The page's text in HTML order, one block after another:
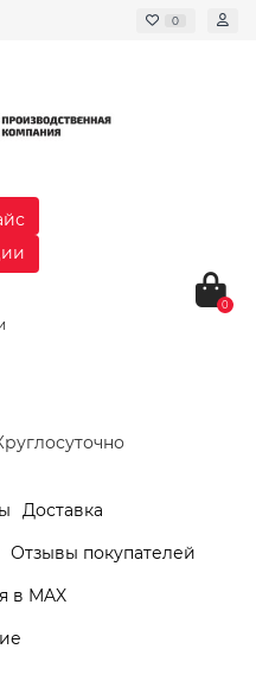
0
0
Доставка
Отзывы покупателей
в MAX